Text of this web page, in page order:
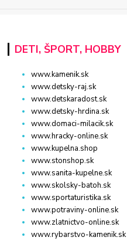
DETI, ŠPORT, HOBBY
www.kamenik.sk
www.detsky-raj.sk
www.detskaradost.sk
www.detsky-hrdina.sk
www.domaci-milacik.sk
www.hracky-online.sk
www.kupelna.shop
www.stonshop.sk
www.sanita-kupelne.sk
www.skolsky-batoh.sk
www.sportaturistika.sk
www.potraviny-online.sk
www.zlatnictvo-online.sk
www.rybarstvo-kamenik.sk